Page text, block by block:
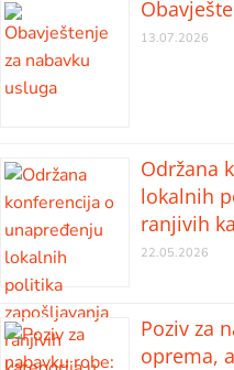
13.07.2026
Održana
lokalnih
ranjivih
22.05.2026
Poziv za
oprema,